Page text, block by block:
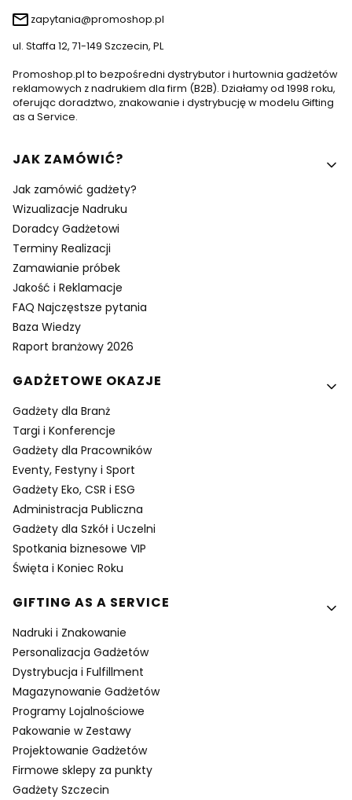
zapytania@promoshop.pl
ul. Staffa 12, 71-149 Szczecin, PL
Promoshop.pl to bezpośredni dystrybutor i hurtownia gadżetów
reklamowych z nadrukiem dla firm (B2B). Działamy od 1998 roku,
oferując doradztwo, znakowanie i dystrybucję w modelu Gifting
as a Service.
Linki w stopce
JAK ZAMÓWIĆ?
Jak zamówić gadżety?
Wizualizacje Nadruku
Doradcy Gadżetowi
Terminy Realizacji
Zamawianie próbek
Jakość i Reklamacje
FAQ Najczęstsze pytania
Baza Wiedzy
Raport branżowy 2026
GADŻETOWE OKAZJE
Gadżety dla Branż
Targi i Konferencje
Gadżety dla Pracowników
Eventy, Festyny i Sport
Gadżety Eko, CSR i ESG
Administracja Publiczna
Gadżety dla Szkół i Uczelni
Spotkania biznesowe VIP
Święta i Koniec Roku
GIFTING AS A SERVICE
Nadruki i Znakowanie
Personalizacja Gadżetów
Dystrybucja i Fulfillment
Magazynowanie Gadżetów
Programy Lojalnościowe
Pakowanie w Zestawy
Projektowanie Gadżetów
Firmowe sklepy za punkty
Gadżety Szczecin